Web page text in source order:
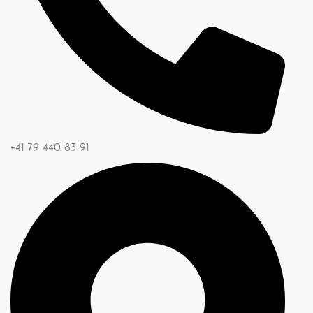
+41 79 440 83 91